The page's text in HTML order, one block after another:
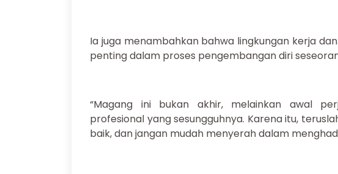
Ia juga menambahkan bahwa lingkungan kerja
penting dalam proses pengembangan diri
“Magang ini bukan akhir, melainkan awal
profesional yang sesungguhnya. Karena itu,
baik, dan jangan mudah menyerah dalam